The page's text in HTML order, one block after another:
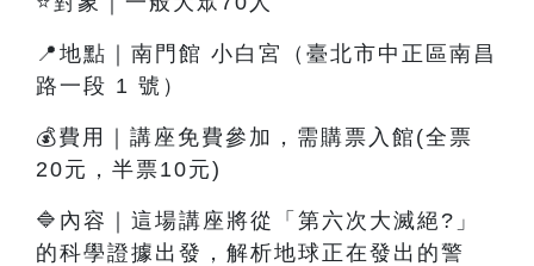
📍地點｜南門館 小白宮（臺北市中正區南昌
路一段 1 號）
💰費用｜講座免費參加，需購票入館(全票
20元，半票10元)
🔷內容 ｜這場講座將從「第六次大滅絕?」
的科學證據出發，解析地球正在發出的警